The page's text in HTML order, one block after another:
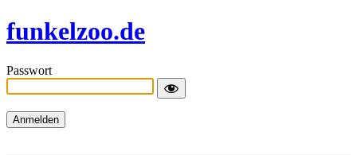
funkelzoo.de
Passwort